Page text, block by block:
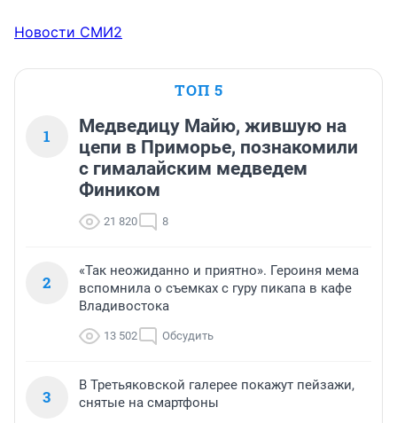
Новости СМИ2
ТОП 5
1
Медведицу Майю, жившую на
цепи в Приморье, познакомили
с гималайским медведем
Фиником
21 820 8
2
«Так неожиданно и приятно». Героиня мема
вспомнила о съемках с гуру пикапа в кафе
Владивостока
13 502 Обсудить
3
В Третьяковской галерее покажут пейзажи,
снятые на смартфоны